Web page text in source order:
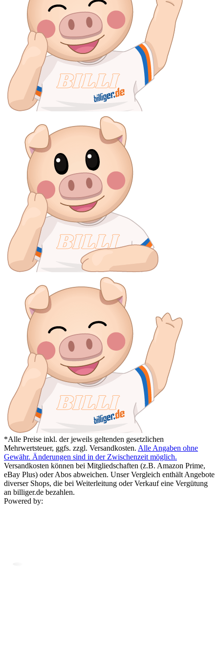
*Alle Preise inkl. der jeweils geltenden gesetzlichen
Mehrwertsteuer, ggfs. zzgl. Versandkosten. Alle Angaben ohne
Gewähr. Änderungen sind in der Zwischenzeit möglich.
Versandkosten können bei Mitgliedschaften (z.B. Amazon Prime,
eBay Plus) oder Abos abweichen. Unser Vergleich enthält Angebote
diverser Shops, die bei Weiterleitung oder Verkauf eine Vergütung
an billiger.de bezahlen.
Powered by: